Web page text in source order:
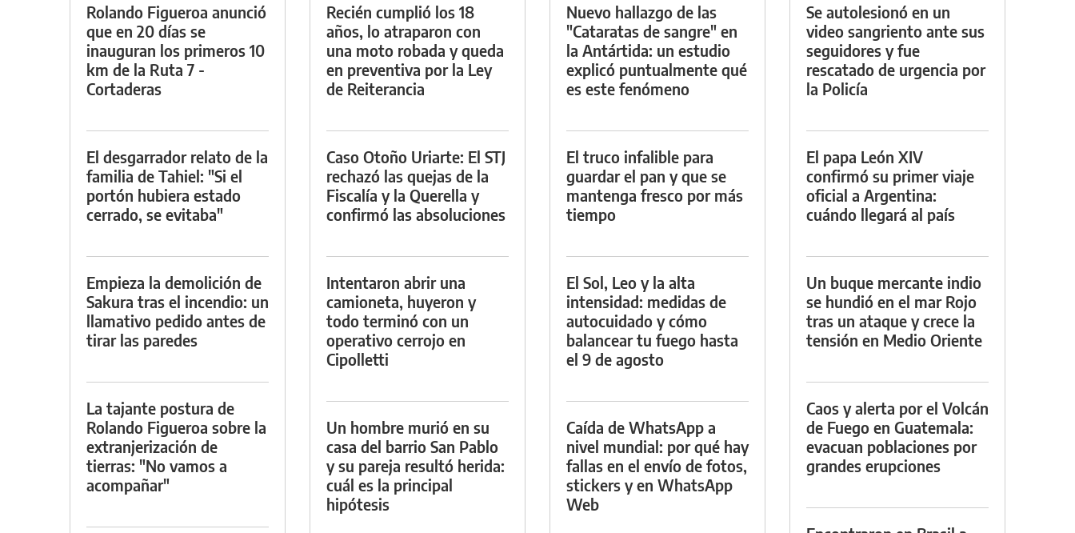
Rolando Figueroa anunció
que en 20 días se
inauguran los primeros 10
km de la Ruta 7 -
Cortaderas
El desgarrador relato de la
familia de Tahiel: "Si el
portón hubiera estado
cerrado, se evitaba"
Empieza la demolición de
Sakura tras el incendio: un
llamativo pedido antes de
tirar las paredes
La tajante postura de
Rolando Figueroa sobre la
extranjerización de
tierras: "No vamos a
acompañar"
Recién cumplió los 18
años, lo atraparon con
una moto robada y queda
en preventiva por la Ley
de Reiterancia
Caso Otoño Uriarte: El STJ
rechazó las quejas de la
Fiscalía y la Querella y
confirmó las absoluciones
Intentaron abrir una
camioneta, huyeron y
todo terminó con un
operativo cerrojo en
Cipolletti
Un hombre murió en su
casa del barrio San Pablo
y su pareja resultó herida:
cuál es la principal
hipótesis
Nuevo hallazgo de las
"Cataratas de sangre" en
la Antártida: un estudio
explicó puntualmente qué
es este fenómeno
El truco infalible para
guardar el pan y que se
mantenga fresco por más
tiempo
El Sol, Leo y la alta
intensidad: medidas de
autocuidado y cómo
balancear tu fuego hasta
el 9 de agosto
Caída de WhatsApp a
nivel mundial: por qué hay
fallas en el envío de fotos,
stickers y en WhatsApp
Web
Se autolesionó en un
video sangriento ante sus
seguidores y fue
rescatado de urgencia por
la Policía
El papa León XIV
confirmó su primer viaje
oficial a Argentina:
cuándo llegará al país
Un buque mercante indio
se hundió en el mar Rojo
tras un ataque y crece la
tensión en Medio Oriente
Caos y alerta por el Volcán
de Fuego en Guatemala:
evacuan poblaciones por
grandes erupciones